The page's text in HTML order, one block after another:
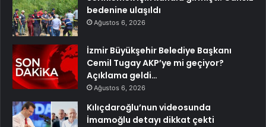
bedenine ulaşıldı
Ağustos 6, 2026
İzmir Büyükşehir Belediye Başkanı
Cemil Tugay AKP’ye mi geçiyor?
Açıklama geldi…
Ağustos 6, 2026
Kılıçdaroğlu’nun videosunda
İmamoğlu detayı dikkat çekti